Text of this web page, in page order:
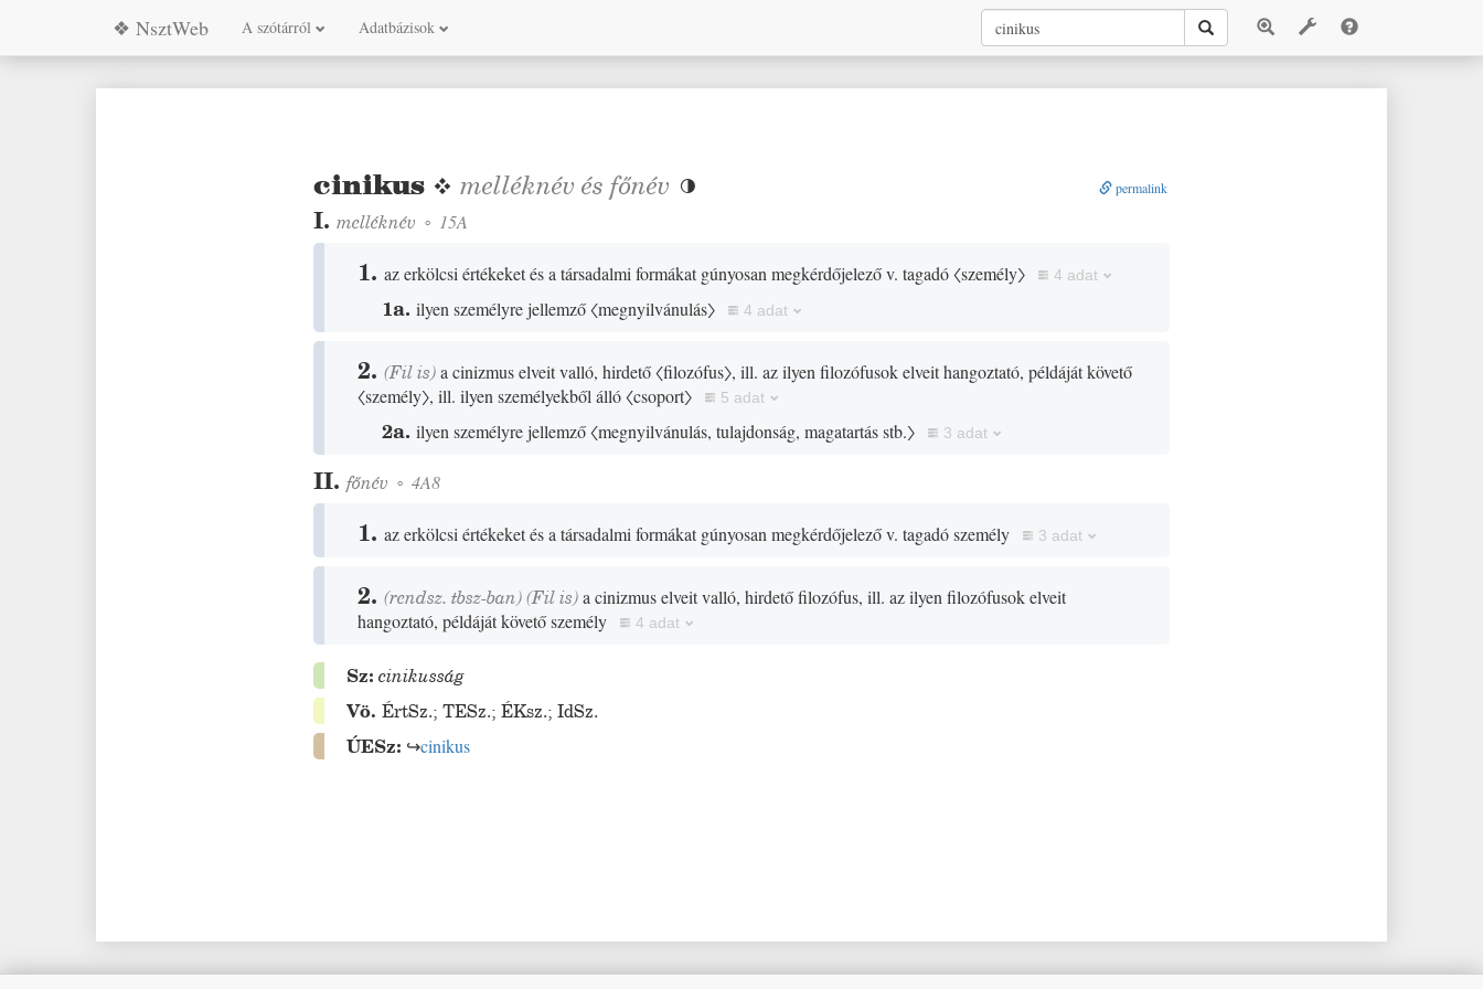
❖ NsztWeb A szótárról Adatbázisok
cinikus ❖melléknév és főnév  permalink
I.melléknév ◦ 15A
1.az erkölcsi értékeket és a társadalmi formákat gúnyosan megkérdőjelező v. tagadó〈személy〉 4 adat
1a.ilyen személyre jellemző〈megnyilvánulás〉 4 adat
2.(Filis) a cinizmus elveit valló, hirdető〈filozófus〉, ill. az ilyen filozófusok elveit hangoztató, példáját követő
〈személy〉, ill. ilyen személyekből álló〈csoport〉 5 adat
2a.ilyen személyre jellemző〈megnyilvánulás, tulajdonság, magatartás stb.〉 3 adat
II.főnév ◦ 4A8
1.az erkölcsi értékeket és a társadalmi formákat gúnyosan megkérdőjelező v. tagadó személy 3 adat
2.(rendsz. tbsz-ban)(Filis) a cinizmus elveit valló, hirdető filozófus, ill. az ilyen filozófusok elveit
hangoztató, példáját követő személy
4 adat
Sz: cinikusság
Vö.ÉrtSz.;TESz.;ÉKsz.;IdSz.
ÚESz: ↪cinikus